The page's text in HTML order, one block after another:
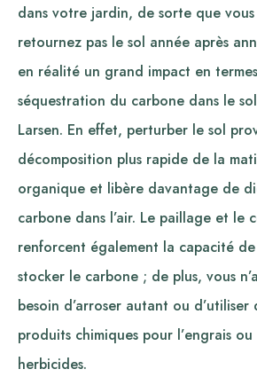
dans votre jardin, de sorte que
retournez pas le sol année après
en réalité un grand impact en
séquestration du carbone dans le
Larsen. En effet, perturber le sol
décomposition plus rapide de la
organique et libère davantage de
carbone dans l’air. Le paillage et le
renforcent également la capacité
stocker le carbone ; de plus, vous
besoin d’arroser autant ou d’utiliser
produits chimiques pour l’engrais ou
herbicides.